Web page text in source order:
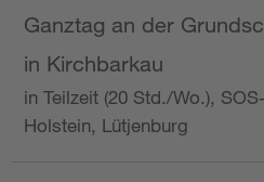
Ganztag an der
in Kirchbarkau
in Teilzeit (20 Std./Wo.),
Holstein, Lütjenburg